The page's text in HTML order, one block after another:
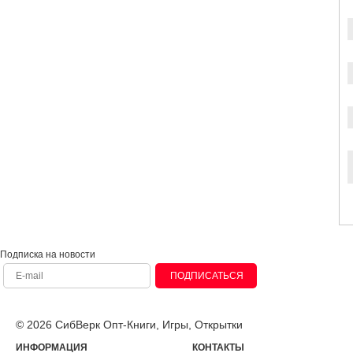
Подписка на новости
ПОДПИСАТЬСЯ
© 2026 СибВерк Опт-Книги, Игры, Открытки
ИНФОРМАЦИЯ КОНТАКТЫ